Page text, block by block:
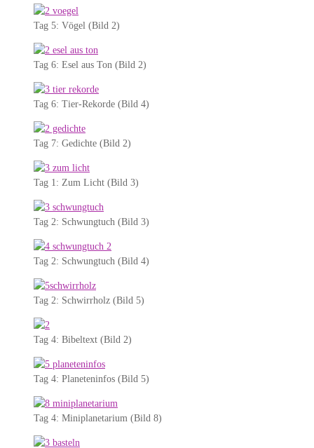
Tag 5: Vögel (Bild 2)
Tag 6: Esel aus Ton (Bild 2)
Tag 6: Tier-Rekorde (Bild 4)
Tag 7: Gedichte (Bild 2)
Tag 1: Zum Licht (Bild 3)
Tag 2: Schwungtuch (Bild 3)
Tag 2: Schwungtuch (Bild 4)
Tag 2: Schwirrholz (Bild 5)
Tag 4: Bibeltext (Bild 2)
Tag 4: Planeteninfos (Bild 5)
Tag 4: Miniplanetarium (Bild 8)